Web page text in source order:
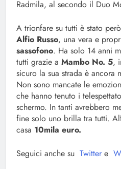
Radmila, al secondo il Duo
A trionfare su tutti è stato
Alfio Russo, una vera e
sassofono. Ha solo 14 anni
tutti grazie a Mambo No. 5,
sicuro la sua strada è ancora
Non sono mancate le
che hanno tenuto i
schermo. In tanti avrebbero
fine solo uno brilla tra tutti.
casa 10mila euro.
Seguici anche su Twitter e